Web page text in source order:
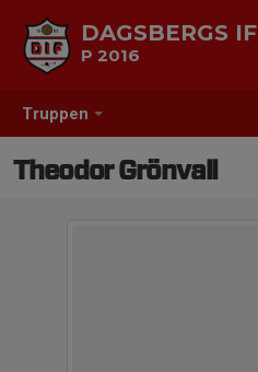
Truppen
DAGSBERGS IF
P 2016
Theodor Grönvall